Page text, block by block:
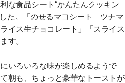
な食品シート“かんたんクッキン
た。「のせるマヨシート ツナマ
イス生チョコレート」「スライス
す。
いろいろな味が楽しめるようで
朝も、ちょっと豪華なトーストが